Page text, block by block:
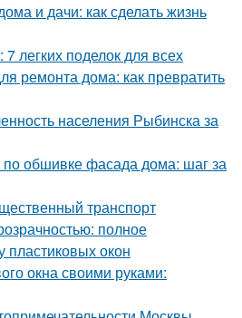
и дачи: как сделать жизнь
легких поделок для всех
ремонта дома: как превратить
населения Рыбинска за
по обшивке фасада дома: шаг за
транспорт
полное
пластиковых окон
окна своими руками: